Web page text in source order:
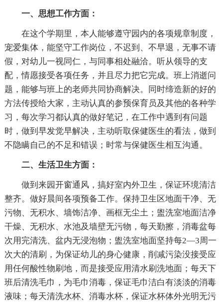
一、思想工作方面：
在这个学期里，本人能够遵守园内的各项规章制度，
宠爱集体，能坚守工作岗位，不迟到、不早退，无事不请
假，对幼儿一视同仁，与同事相处融洽。听从领导的支
配，情愿接受各项任务，并且尽力把它完成。班上消逝问
题，能够与班上的老师共同协商解决。同时缔造新的好的
方法传授给大家，主动认真的参预保育员及其他的各种学
习，每次学习都认真的做好笔记，在工作中遇到有问题
时，做到早发觉早解决，主动听取保健医生的看法，做到
不隐瞒自己的不足和错误；时常与保健医生相互沟通。
二、生活卫生方面：
做到来园开窗通风，搞好室内外卫生，保证环境清洁
整齐。做好晨间各项预备工作。保持卫生区地面干净、无
污物、无积水、墙饰洁净、画框无尘土；盥洗室地面洁净
干燥、无积水、水池及墙壁无污物，每天勤擦，消毒盆每
次用完清洗、盆内无浸泡物；盥洗室地面坚持每2—3周一
次大的清刷，为保证幼儿的身心健康，削减污染没接受应
用任何酸性物刷地，而是接受应用清水刷洗地面；每天下
班后清洗毛巾，为毛巾消毒，保证毛巾洁白有淡淡的消毒
液味；每天清洗水杯、消毒水杯，保证水杯体外光明无污